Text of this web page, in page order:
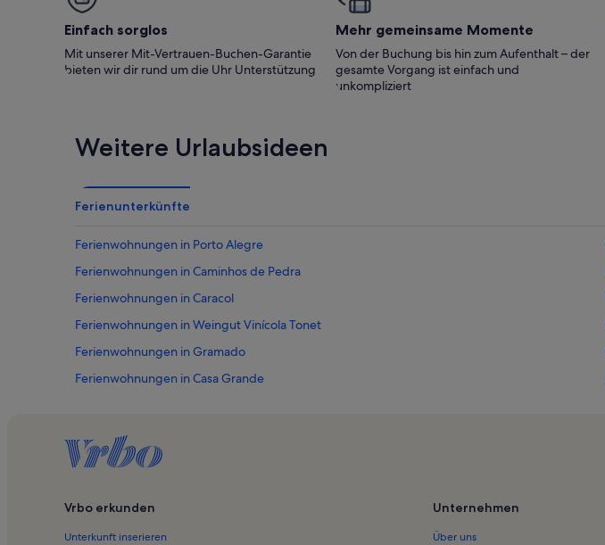
Einfach sorglos
Mit unserer Mit-Vertrauen-Buchen-Garantie
bieten wir dir rund um die Uhr Unterstützung
Mehr gemeinsame Momente
Von der Buchung bis hin zum Aufenthalt – der
gesamte Vorgang ist einfach und
unkompliziert
Weitere Urlaubsideen
Ferienunterkünfte
Ferienwohnungen in Porto Alegre
Ferienwohnungen in Caminhos de Pedra
Ferienwohnungen in Caracol
Ferienwohnungen in Weingut Vinícola Tonet
Ferienwohnungen in Gramado
Ferienwohnungen in Casa Grande
Ferienwohnungen in Nova Petropolis
Ferienwohnungen in Porto Alegre
Ferienwohnungen in Museu do Sport Club Internacional - Ruy Tedesco
Ferienwohnungen in Sao Leopoldo
Vrbo erkunden
Unterkunft inserieren
Unternehmen
Über uns